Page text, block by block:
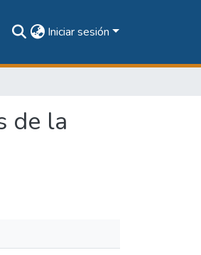
Iniciar sesión
de la